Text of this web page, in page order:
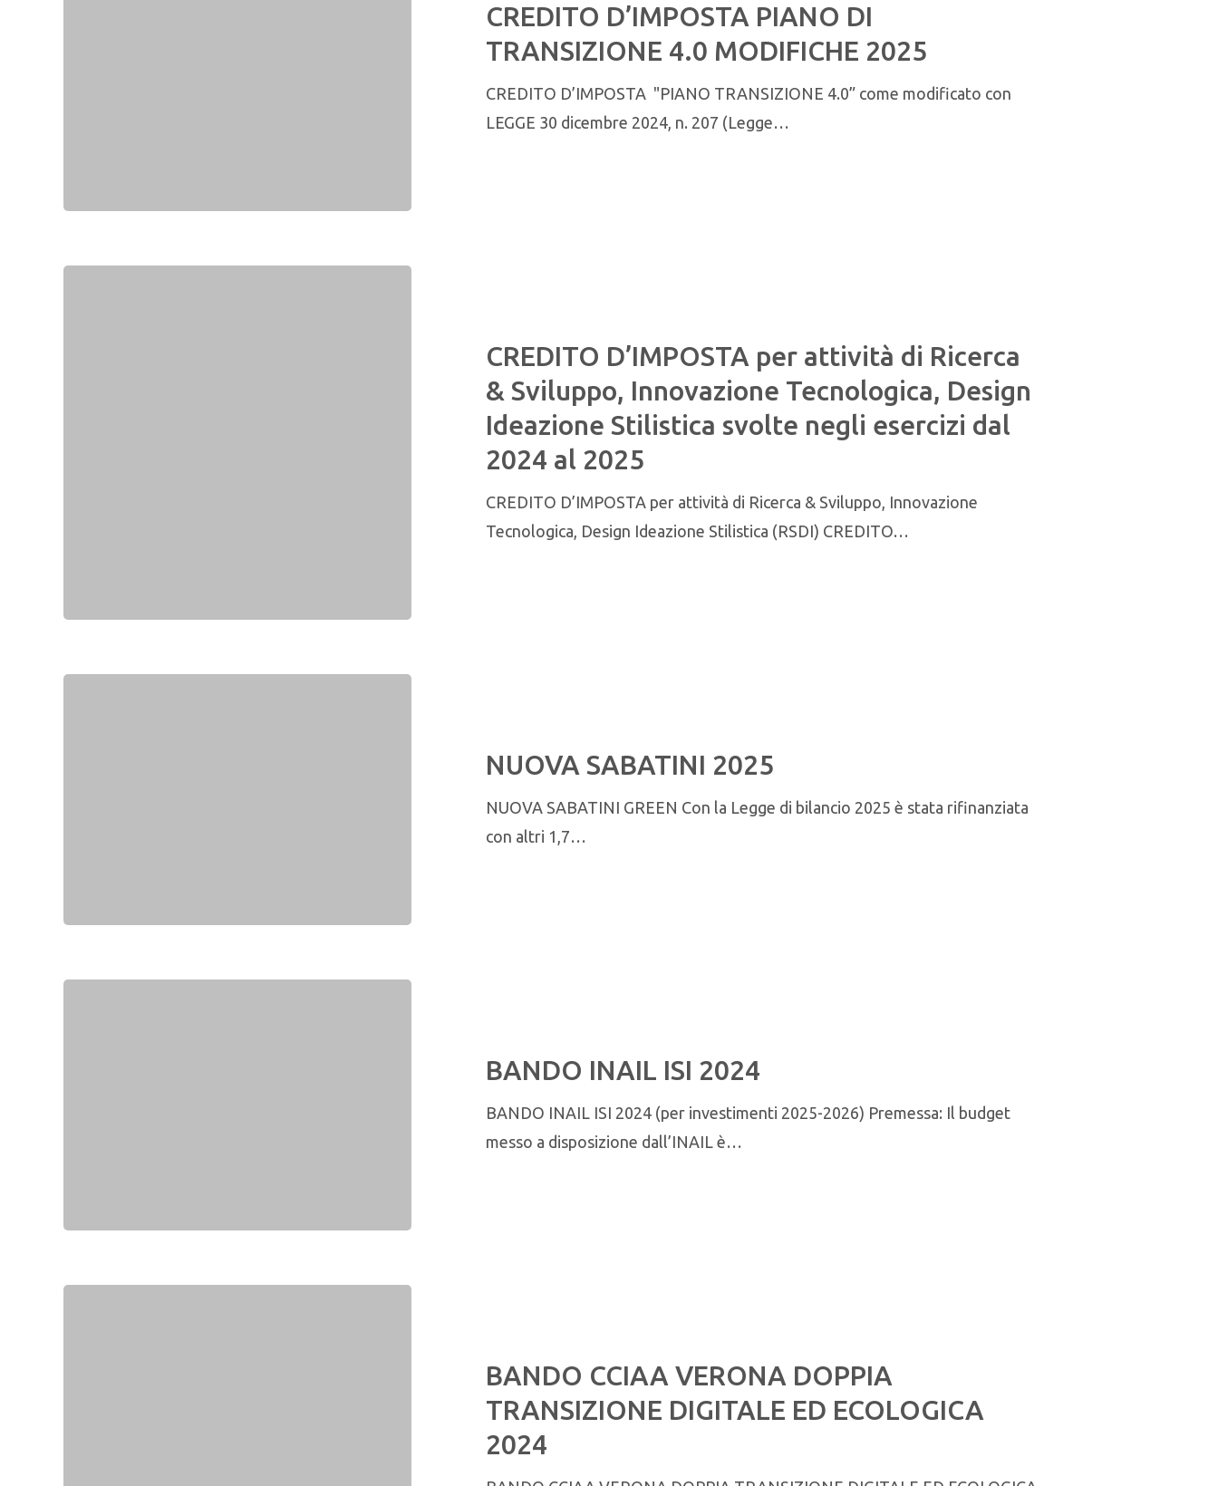
CREDITO D’IMPOSTA PIANO DI
TRANSIZIONE 4.0 MODIFICHE 2025
CREDITO D’IMPOSTA "PIANO TRANSIZIONE 4.0” come modificato con
LEGGE 30 dicembre 2024, n. 207 (Legge…
CREDITO D’IMPOSTA per attività di Ricerca
& Sviluppo, Innovazione Tecnologica, Design
Ideazione Stilistica svolte negli esercizi dal
2024 al 2025
CREDITO D’IMPOSTA per attività di Ricerca & Sviluppo, Innovazione
Tecnologica, Design Ideazione Stilistica (RSDI) CREDITO…
NUOVA SABATINI 2025
NUOVA SABATINI GREEN Con la Legge di bilancio 2025 è stata rifinanziata
con altri 1,7…
BANDO INAIL ISI 2024
BANDO INAIL ISI 2024 (per investimenti 2025-2026) Premessa: Il budget
messo a disposizione dall’INAIL è…
BANDO CCIAA VERONA DOPPIA
TRANSIZIONE DIGITALE ED ECOLOGICA
2024